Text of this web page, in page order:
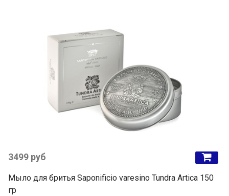
3499 руб
Мыло для бритья Saponificio varesino Tundra Artica 150
гр